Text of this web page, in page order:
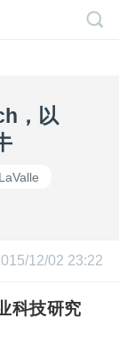
，以
12/02 23:22
科技研究